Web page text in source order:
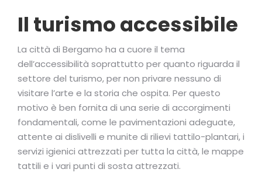
Il turismo accessibile
La città di Bergamo ha a cuore il tema
dell’accessibilità soprattutto per quanto riguarda il
settore del turismo, per non privare nessuno di
visitare l’arte e la storia che ospita. Per questo
motivo è ben fornita di una serie di accorgimenti
fondamentali, come le pavimentazioni adeguate,
attente ai dislivelli e munite di rilievi tattilo-plantari, i
servizi igienici attrezzati per tutta la città, le mappe
tattili e i vari punti di sosta attrezzati.